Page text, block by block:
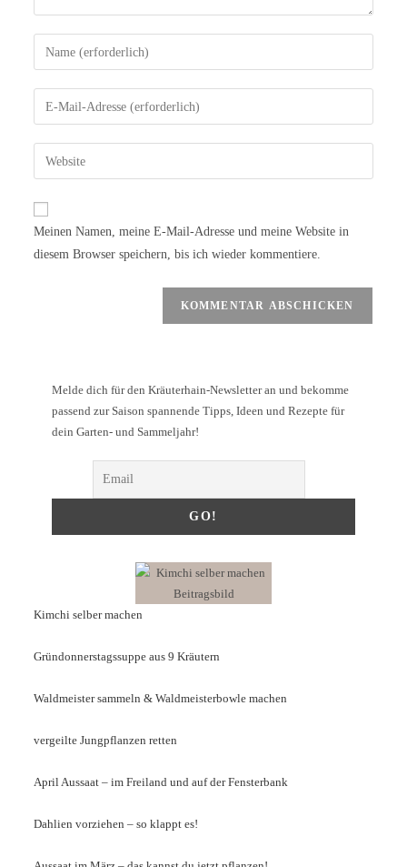
Meinen Namen, meine E-Mail-Adresse und meine Website in
diesem Browser speichern, bis ich wieder kommentiere.
Melde dich für den Kräuterhain-Newsletter an und bekomme
passend zur Saison spannende Tipps, Ideen und Rezepte für
dein Garten- und Sammeljahr!
Kimchi selber machen
Gründonnerstagssuppe aus 9 Kräutern
Waldmeister sammeln & Waldmeisterbowle machen
vergeilte Jungpflanzen retten
April Aussaat – im Freiland und auf der Fensterbank
Dahlien vorziehen – so klappt es!